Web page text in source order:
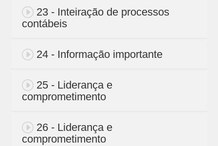
23 - Inteiração de processos
contábeis
24 - Informação importante
25 - Liderança e
comprometimento
26 - Liderança e
comprometimento